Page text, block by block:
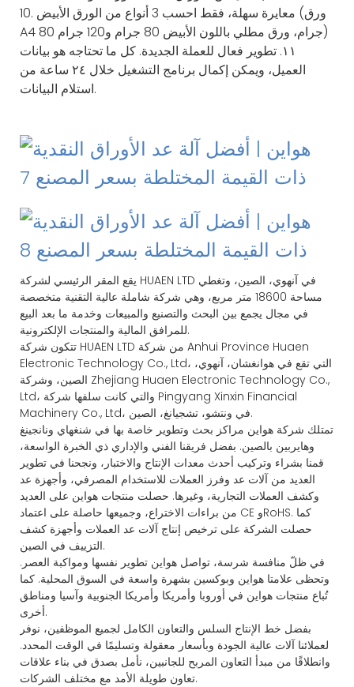
10. معايرة سهلة، فقط احسب 3 أنواع من الورق الأبيض (ورق
A4 80 جرام، ورق مطلي باللون الأبيض 80 جرام و120 جرام)
١١. تطوير فعال للعملة الجديدة. كل ما تحتاجه هو بيانات
العميل، ويمكن إكمال برنامج التشغيل خلال ٢٤ ساعة من
استلام البيانات.
يقع المقر الرئيسي لشركة HUAEN LTD في آنهوي، الصين، وتغطي
مساحة 18600 متر مربع، وهي شركة شاملة عالية التقنية متخصصة
في مجال يجمع بين البحث والتصنيع والمبيعات وخدمة ما بعد البيع
للمرافق المالية والمنتجات الإلكترونية.
تتكون شركة HUAEN LTD من شركة Anhui Province Huaen
Electronic Technology Co., Ltd، التي تقع في هوانغشان، آنهوي،
الصين، وشركة Zhejiang Huaen Electronic Technology Co.,
Ltd، والتي كانت سلفها شركة Pingyang Xinxin Financial
Machinery Co., Ltd، في ونتشو، تشجيانغ، الصين.
تمتلك شركة هواين مراكز بحث وتطوير خاصة بها في شنغهاي ونانجينغ
وهايربين بالصين. بفضل فريقنا الفني والإداري ذي الخبرة الواسعة،
قمنا بشراء وتركيب أحدث معدات الإنتاج والاختبار، ونجحنا في تطوير
العديد من آلات عد وفرز العملات للاستخدام المصرفي، وأجهزة عد
وكشف العملات التجارية، وغيرها. حصلت منتجات هواين على العديد
من براءات الاختراع، وجميعها حاصلة على اعتماد CE وRoHS. كما
حصلت الشركة على ترخيص إنتاج آلات عد العملات وأجهزة كشف
التزييف في الصين.
في ظلّ منافسة شرسة، تواصل هواين تطوير نفسها ومواكبة العصر.
وتحظى علامتا هواين وبوكسين بشهرة واسعة في السوق المحلية. كما
تُباع منتجات هواين في أوروبا وأمريكا وأمريكا الجنوبية وآسيا ومناطق
أخرى.
بفضل خط الإنتاج السلس والتعاون الكامل لجميع الموظفين، نوفر
لعملائنا آلات عالية الجودة وبأسعار معقولة وتسليمًا في الوقت المحدد.
وانطلاقًا من مبدأ التعاون المربح للجانبين، نأمل بصدق في بناء علاقات
تعاون طويلة الأمد مع مختلف الشركات.